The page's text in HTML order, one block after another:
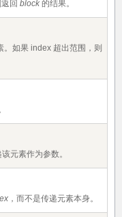
返回 block 的结果。
如果 index 超出范围，则
该元素作为参数。
，而不是传递元素本身。